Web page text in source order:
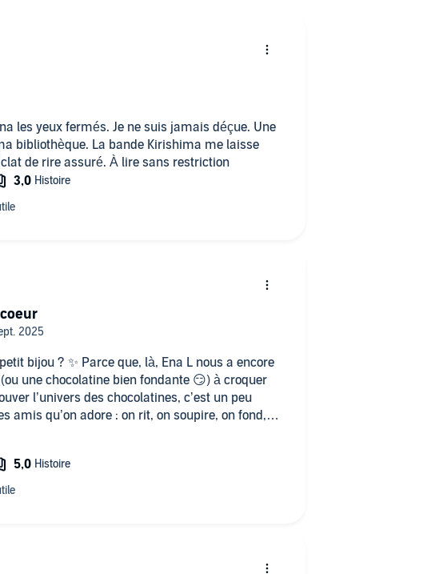
les yeux fermés. Je ne suis jamais déçue. Une
bibliothèque. La bande Kirishima me laisse
de rire assuré. À lire sans restriction
bijou ? ✨ Parce que, là, Ena L nous a encore
une chocolatine bien fondante 😏) à croquer
l’univers des chocolatines, c’est un peu
amis qu’on adore : on rit, on soupire, on fond,
par DEUX voix de talent, autant vous dire
irrésistible 🍬🔥. @ceciledesnoyers et